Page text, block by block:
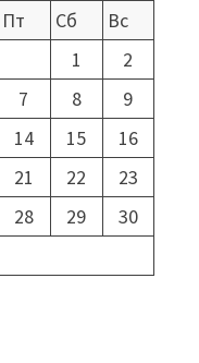
Пт Сб
Вс
1
2
7 8
9
14 15
16
21 22
23
28 29
30